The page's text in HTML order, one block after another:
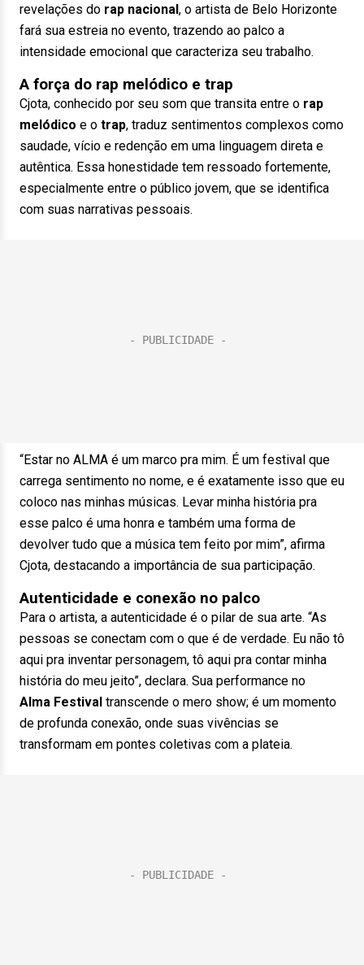
revelações do rap nacional, o artista de Belo Horizonte
fará sua estreia no evento, trazendo ao palco a
intensidade emocional que caracteriza seu trabalho.
A força do rap melódico e trap
Cjota, conhecido por seu som que transita entre o rap
melódico e o trap, traduz sentimentos complexos como
saudade, vício e redenção em uma linguagem direta e
autêntica. Essa honestidade tem ressoado fortemente,
especialmente entre o público jovem, que se identifica
com suas narrativas pessoais.
“Estar no ALMA é um marco pra mim. É um festival que
carrega sentimento no nome, e é exatamente isso que eu
coloco nas minhas músicas. Levar minha história pra
esse palco é uma honra e também uma forma de
devolver tudo que a música tem feito por mim”, afirma
Cjota, destacando a importância de sua participação.
Autenticidade e conexão no palco
Para o artista, a autenticidade é o pilar de sua arte. “As
pessoas se conectam com o que é de verdade. Eu não tô
aqui pra inventar personagem, tô aqui pra contar minha
história do meu jeito”, declara. Sua performance no
Alma Festival transcende o mero show; é um momento
de profunda conexão, onde suas vivências se
transformam em pontes coletivas com a plateia.